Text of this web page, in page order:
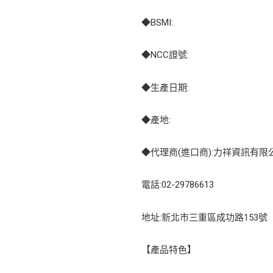
◆BSMI:
◆NCC證號:
◆生產日期:
◆產地:
◆代理商(進口商):力祥資訊有限
電話:02-29786613
地址:新北市三重區成功路153號
【產品特色】